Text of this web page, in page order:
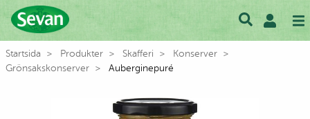
Startsida Produkter Skafferi
Konserver
Grönsakskonserver
Auberginepuré